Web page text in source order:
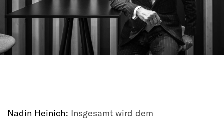
Nadin Heinich: Insgesamt wird dem